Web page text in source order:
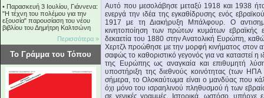
• Παρασκευή 3 Ιουλίου, Γιάννενα:
"Η τέχνη του πολέμου για την
εξουσία" παρουσίαση του νέου
βιβλίου του Δημήτρη Καλτσώνη
Περισσότερα »
Το Γράμμα του Τόπου
Αυτό που μεσολάβησε μεταξύ 1918 και 1938
ενεργά την ιδέα της εγκαθίδρυσης ενός
1917 με τη Διακήρυξη Μπάλφουρ. Ο
κινητοποίηση των πρώτων κυμάτων εβραϊκής
δεκαετία του 1880 στην Ανατολική Ευρώπη,
Χερτζλ προώθησε με την μορφή κινήματος
σαφώς το καθοριστικό γεγονός για να καταστεί η
της Ευρώπης ως αναγκαία και επιθυμητή
υποστήριξη της διεθνούς κοινότητας (των
σήμερα, το Ολοκαύτωμα είναι ο μανδύας που
όχι μόνο του ισραηλινού πληθυσμού ή των
σε γενικές γραμμές. Ιστορικά, ωστόσο,